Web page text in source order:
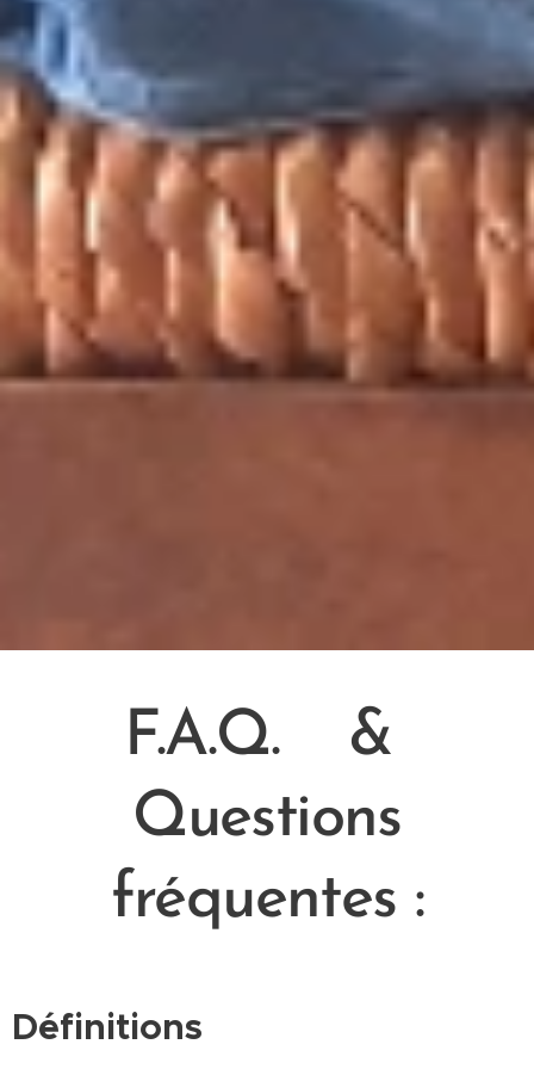
F.A.Q.
&
Questions
fréquentes :
Définitions